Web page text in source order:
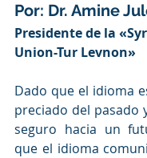
Por: Dr. Amine
Presidente de la
Union-Tur Levnon»
Dado que el idioma
preciado del pasado
seguro hacia un
que el idioma